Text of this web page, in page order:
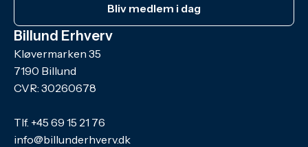
Bliv medlem i dag
Billund Erhverv
Kløvermarken 35
7190 Billund
CVR: 30260678
Tlf. +45 69 15 21 76
info@billunderhverv.dk